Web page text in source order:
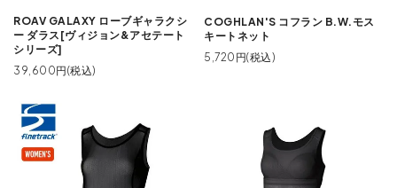
ROAV GALAXY ローブギャラクシ
ー ダラス[ヴィジョン&アセテート
シリーズ]
39,600円(税込)
COGHLAN'S コフラン B.W.モス
キートネット
5,720円(税込)